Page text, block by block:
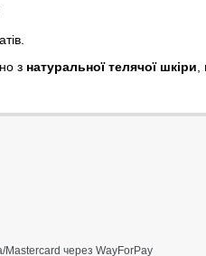
з натуральної телячої шкіри